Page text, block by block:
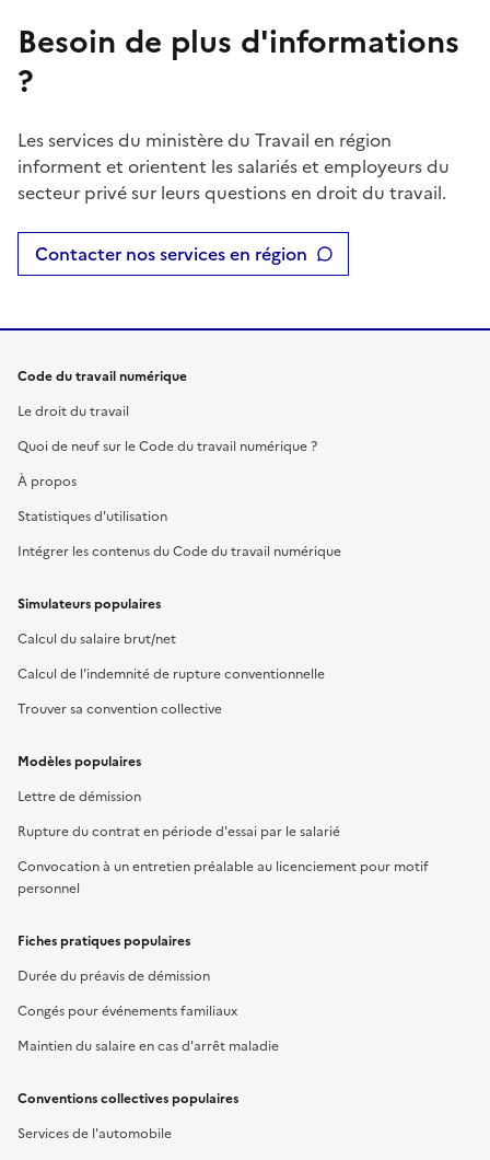
Besoin de plus d'informations
?
Les services du ministère du Travail en région
informent et orientent les salariés et employeurs du
secteur privé sur leurs questions en droit du travail.
Contacter nos services en région
Code du travail numérique
Le droit du travail
Quoi de neuf sur le Code du travail numérique ?
À propos
Statistiques d'utilisation
Intégrer les contenus du Code du travail numérique
Simulateurs populaires
Calcul du salaire brut/net
Calcul de l'indemnité de rupture conventionnelle
Trouver sa convention collective
Modèles populaires
Lettre de démission
Rupture du contrat en période d'essai par le salarié
Convocation à un entretien préalable au licenciement pour motif
personnel
Fiches pratiques populaires
Durée du préavis de démission
Congés pour événements familiaux
Maintien du salaire en cas d'arrêt maladie
Conventions collectives populaires
Services de l'automobile